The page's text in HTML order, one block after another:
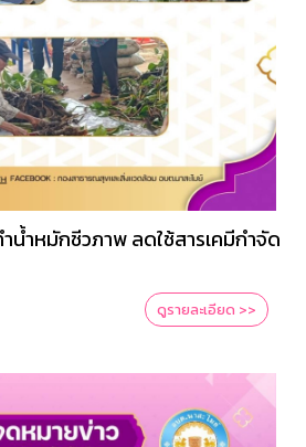
น้ำหมักชีวภาพ ลดใช้สารเคมีกำจัด
ดูรายละเอียด >>